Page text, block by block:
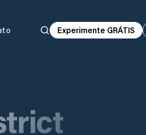
Experimente GRÁTIS